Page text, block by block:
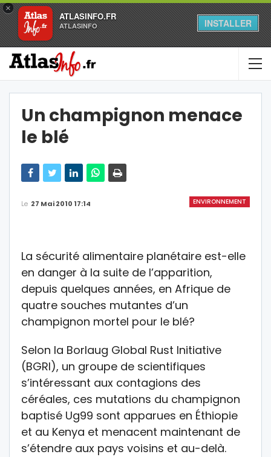
×
ATLASINFO.FR
ATLASINFO INSTALLER
Un champignon menace
le blé
ENVIRONNEMENT
Le 27 Mai 2010 17:14
La sécurité alimentaire planétaire est-elle
en danger à la suite de l’apparition,
depuis quelques années, en Afrique de
quatre souches mutantes d’un
champignon mortel pour le blé?
Selon la Borlaug Global Rust Initiative
(BGRI), un groupe de scientifiques
s’intéressant aux contagions des
céréales, ces mutations du champignon
baptisé Ug99 sont apparues en Éthiopie
et au Kenya et menacent maintenant de
s’étendre aux pays voisins et au-delà.